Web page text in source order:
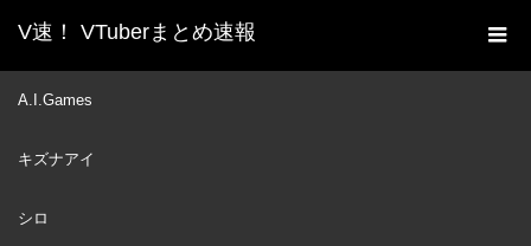
V速！ VTuberまとめ速報
A.I.Games
キズナアイ
シロ
ホーム
新着動画一覧
07